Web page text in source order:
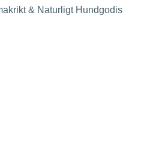
& Naturligt Hundgodis